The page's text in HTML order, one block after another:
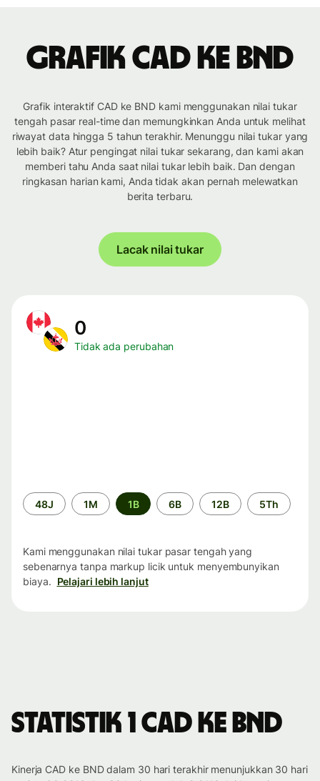
Grafik CAD ke BND
Grafik interaktif CAD ke BND kami menggunakan nilai tukar
tengah pasar real-time dan memungkinkan Anda untuk melihat
riwayat data hingga 5 tahun terakhir. Menunggu nilai tukar yang
lebih baik? Atur pengingat nilai tukar sekarang, dan kami akan
memberi tahu Anda saat nilai tukar lebih baik. Dan dengan
ringkasan harian kami, Anda tidak akan pernah melewatkan
berita terbaru.
Lacak nilai tukar
0
Tidak ada perubahan
Periode
waktu
48J 1M 1B 6B 12B 5Th
Kami menggunakan nilai tukar pasar tengah yang
sebenarnya tanpa markup licik untuk menyembunyikan
biaya. Pelajari lebih lanjut
Statistik 1 CAD ke BND
Kinerja CAD ke BND dalam 30 hari terakhir menunjukkan 30 hari